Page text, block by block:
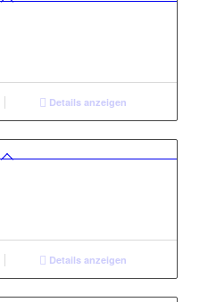
Details anzeigen
Details anzeigen